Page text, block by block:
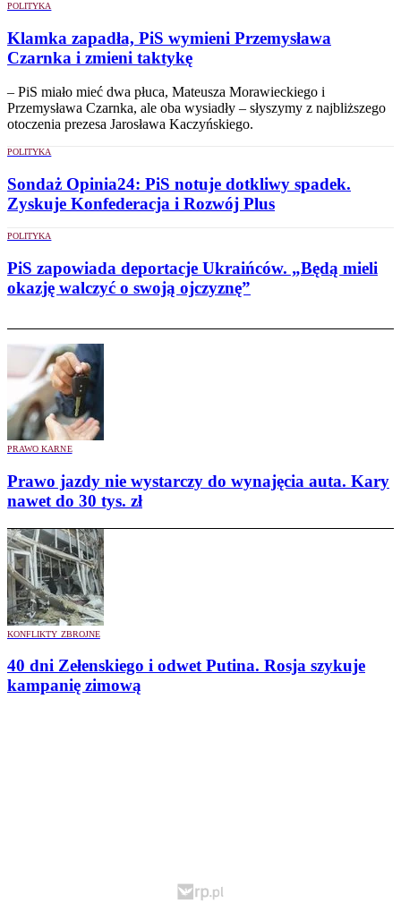
POLITYKA
Klamka zapadła, PiS wymieni Przemysława
Czarnka i zmieni taktykę
– PiS miało mieć dwa płuca, Mateusza Morawieckiego i
Przemysława Czarnka, ale oba wysiadły – słyszymy z najbliższego
otoczenia prezesa Jarosława Kaczyńskiego.
POLITYKA
Sondaż Opinia24: PiS notuje dotkliwy spadek.
Zyskuje Konfederacja i Rozwój Plus
POLITYKA
PiS zapowiada deportacje Ukraińców. „Będą mieli
okazję walczyć o swoją ojczyznę”
PRAWO KARNE
Prawo jazdy nie wystarczy do wynajęcia auta. Kary
nawet do 30 tys. zł
KONFLIKTY ZBROJNE
40 dni Zełenskiego i odwet Putina. Rosja szykuje
kampanię zimową